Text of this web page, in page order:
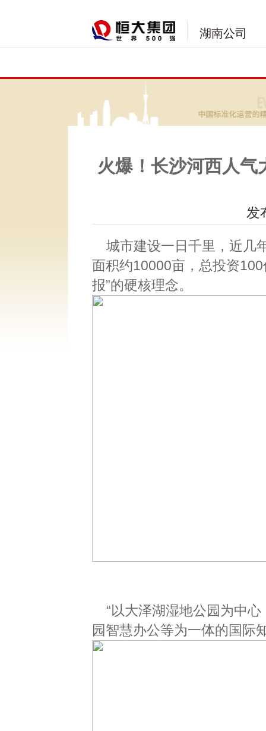
湖南公司
火爆！长沙河西人
发
城市建设一日千里，近几
面积约10000亩，总投资
报”的硬核理念。
“以大泽湖湿地公园为中
园智慧办公等为一体的国际